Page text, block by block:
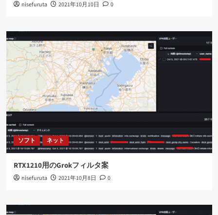
nisefuruta 2021年10月10日 0
ソフト ネット
RTX1210用のGrokフィルタ案
nisefuruta 2021年10月8日 0